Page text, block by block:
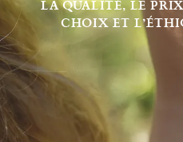
LA QUALITÉ, LE
CHOIX ET